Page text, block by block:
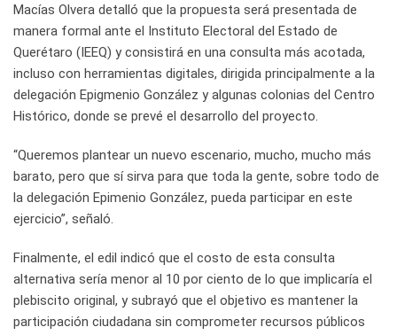
Macías Olvera detalló que la propuesta será presentada de
manera formal ante el Instituto Electoral del Estado de
Querétaro (IEEQ) y consistirá en una consulta más acotada,
incluso con herramientas digitales, dirigida principalmente a la
delegación Epigmenio González y algunas colonias del Centro
Histórico, donde se prevé el desarrollo del proyecto.
“Queremos plantear un nuevo escenario, mucho, mucho más
barato, pero que sí sirva para que toda la gente, sobre todo de
la delegación Epimenio González, pueda participar en este
ejercicio”, señaló.
Finalmente, el edil indicó que el costo de esta consulta
alternativa sería menor al 10 por ciento de lo que implicaría el
plebiscito original, y subrayó que el objetivo es mantener la
participación ciudadana sin comprometer recursos públicos